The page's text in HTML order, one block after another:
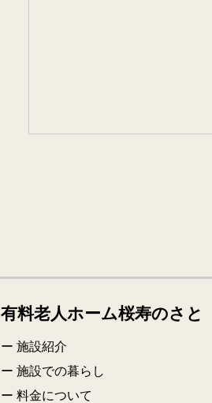
有料老人ホーム桜寿のさと
施設紹介
施設での暮らし
料金について